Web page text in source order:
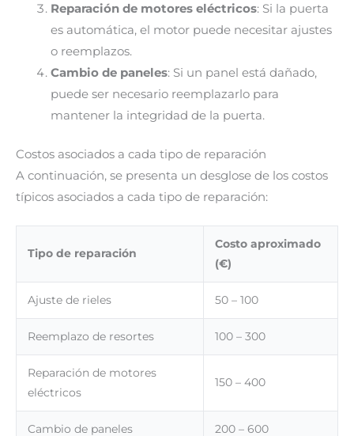
Reparación de motores eléctricos: Si la puerta
es automática, el motor puede necesitar ajustes
o reemplazos.
Cambio de paneles: Si un panel está dañado,
puede ser necesario reemplazarlo para
mantener la integridad de la puerta.
Costos asociados a cada tipo de reparación
A continuación, se presenta un desglose de los costos
típicos asociados a cada tipo de reparación:
Tipo de reparación
Costo aproximado
(€)
Ajuste de rieles 50 – 100
Reemplazo de resortes 100 – 300
Reparación de motores
eléctricos
150 – 400
Cambio de paneles 200 – 600